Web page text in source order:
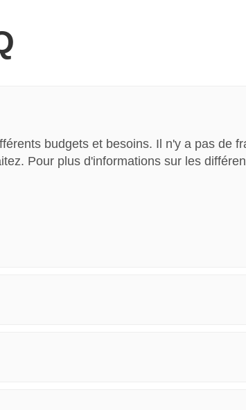
budgets et besoins. Il n'y a pas de
Pour plus d'informations sur les